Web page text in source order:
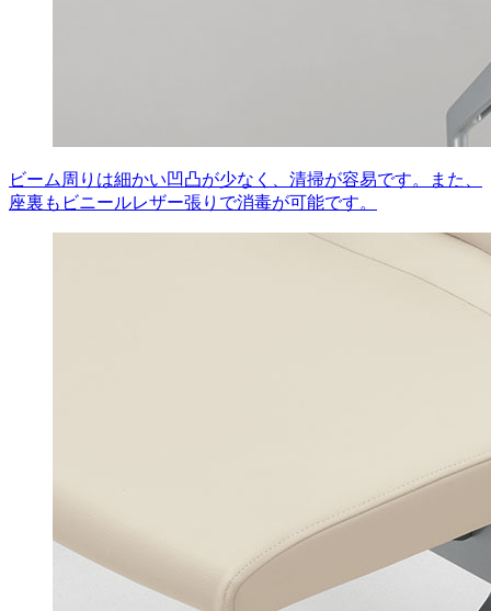
ビーム周りは細かい凹凸が少なく、清掃が容易です。また、
座裏もビニールレザー張りで消毒が可能です。